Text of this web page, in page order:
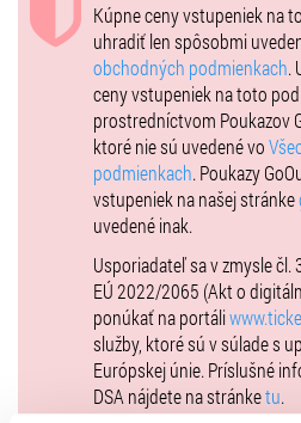
Kúpne ceny vstupeniek na
uhradiť len spôsobmi
obchodných podmienkach.
ceny vstupeniek na toto
prostredníctvom Poukazov
ktoré nie sú uvedené vo
podmienkach. Poukazy
vstupeniek na našej stránke
uvedené inak.
Usporiadateľ sa v zmysle čl.
EÚ 2022/2065 (Akt o
ponúkať na portáli
služby, ktoré sú v súlade s
Európskej únie. Príslušné
DSA nájdete na stránketu.